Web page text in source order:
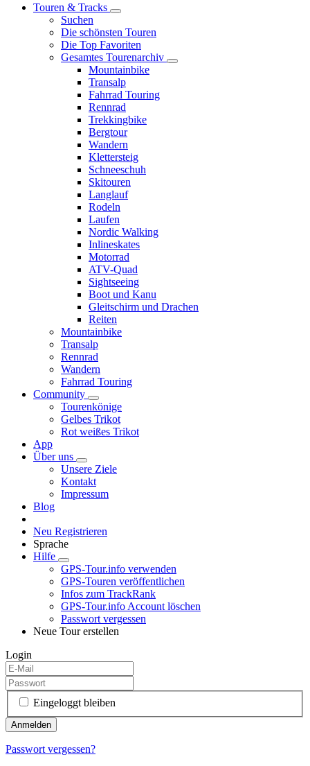
Touren & Tracks
Suchen
Die schönsten Touren
Die Top Favoriten
Gesamtes Tourenarchiv
Mountainbike
Transalp
Fahrrad Touring
Rennrad
Trekkingbike
Bergtour
Wandern
Klettersteig
Schneeschuh
Skitouren
Langlauf
Rodeln
Laufen
Nordic Walking
Inlineskates
Motorrad
ATV-Quad
Sightseeing
Boot und Kanu
Gleitschirm und Drachen
Reiten
Mountainbike
Transalp
Rennrad
Wandern
Fahrrad Touring
Community
Tourenkönige
Gelbes Trikot
Rot weißes Trikot
App
Über uns
Unsere Ziele
Kontakt
Impressum
Blog
Neu Registrieren
Sprache
Hilfe
GPS-Tour.info verwenden
GPS-Touren veröffentlichen
Infos zum TrackRank
GPS-Tour.info Account löschen
Passwort vergessen
Neue Tour erstellen
Login
Eingeloggt bleiben
Passwort vergessen?